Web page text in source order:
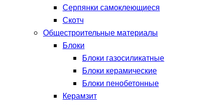
Серпянки самоклеющиеся
Скотч
Общестроительные материалы
Блоки
Блоки газосиликатные
Блоки керамические
Блоки пенобетонные
Керамзит